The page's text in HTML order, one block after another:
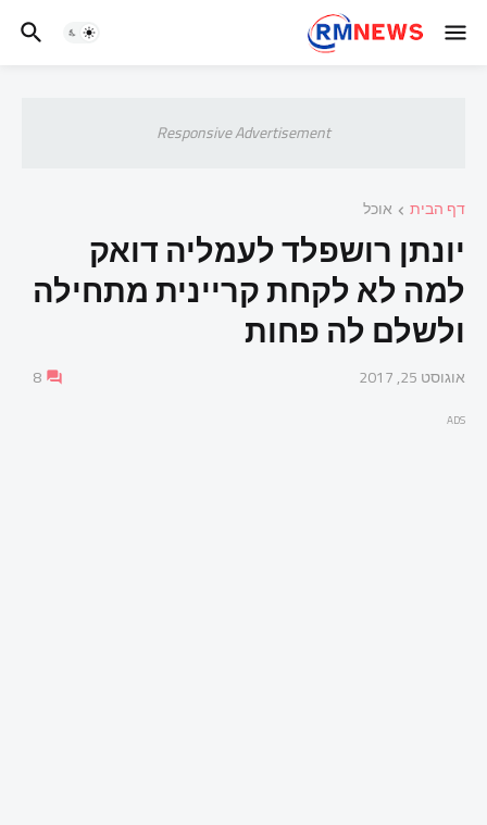
Responsive Advertisement
דף הבית אוכל
יונתן רושפלד לעמליה דואק
למה לא לקחת קריינית מתחילה
ולשלם לה פחות
אוגוסט 25, 2017 8
ADS